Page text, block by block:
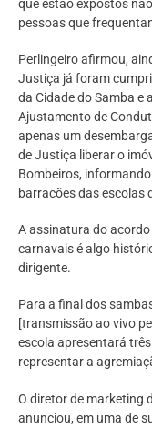
que estão expostos
pessoas que
Perlingeiro afirmou,
Justiça já foram
da Cidade do Samba e
Ajustamento de
apenas um
de Justiça liberar o
Bombeiros,
barracões das escolas
A assinatura do
carnavais é algo
dirigente.
Para a final dos
[transmissão ao vivo
escola apresentará
representar a
O diretor de marketing
anunciou, em uma de